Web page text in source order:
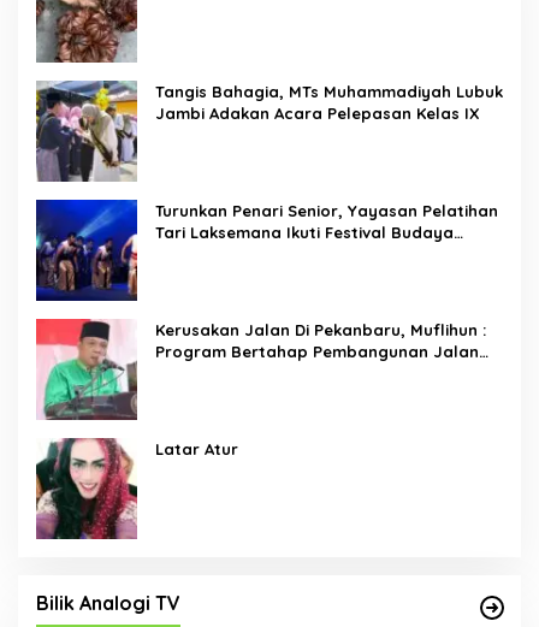
Tangis Bahagia, MTs Muhammadiyah Lubuk
Jambi Adakan Acara Pelepasan Kelas IX
Turunkan Penari Senior, Yayasan Pelatihan
Tari Laksemana Ikuti Festival Budaya
Kerusakan Jalan Di Pekanbaru, Muflihun :
Program Bertahap Pembangunan Jalan
Latar Atur
Bilik Analogi TV